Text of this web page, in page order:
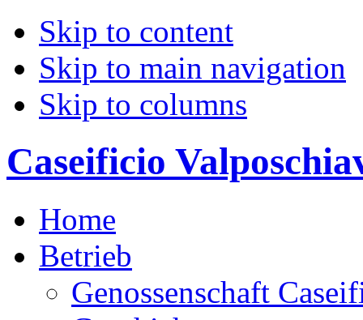
Skip to content
Skip to main navigation
Skip to columns
Caseificio
Home
Betrieb
Genossenschaft